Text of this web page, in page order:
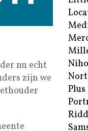
nu echt
zijn we
Plus